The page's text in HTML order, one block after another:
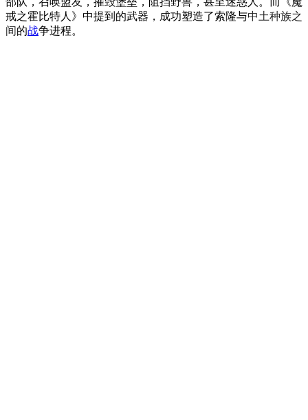
戒之霍比特人》中提到的武器，成功塑造了索隆与中土种族之
间的战争进程。